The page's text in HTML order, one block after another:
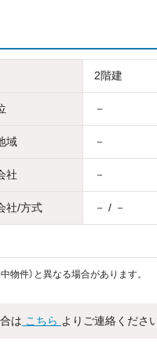
2階建
－
域 －
社 －
社/方式 － / －
物件）と異なる場合があります。
は こちら よりご連絡ください